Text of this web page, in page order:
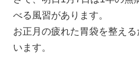
べる風習があります。
お正月の疲れた胃袋を整え
います。